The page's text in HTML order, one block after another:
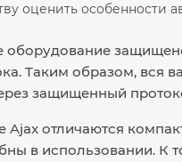
оценить особенности
Таким образом, вся
защищенный
Ajax отличаются
в использовании. К